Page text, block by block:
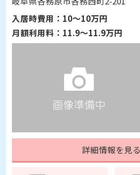
入居時費用： 10～10万円
月額利用料： 11.9～11.9万円
詳細情報を見る